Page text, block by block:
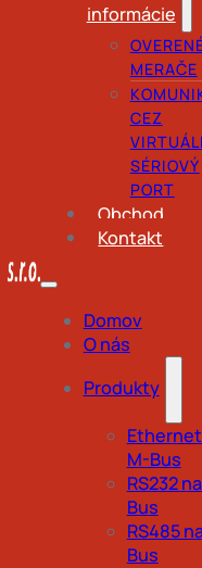
informácie
MERAČE
CEZ
SÉRIOVÝ
PORT
Obchod
Kontakt
Domov
O nás
Produkty
M-Bus
RS232
Bus
RS485
Bus